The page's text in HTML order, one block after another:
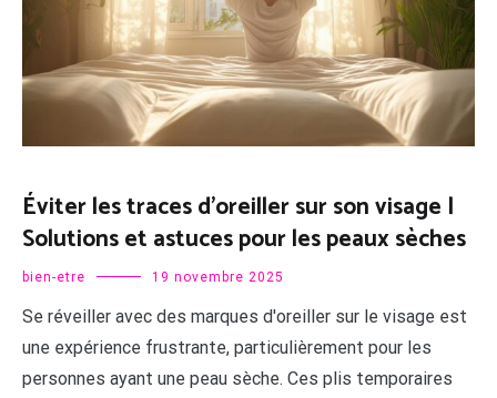
Éviter les traces d’oreiller sur son visage |
Solutions et astuces pour les peaux sèches
bien-etre 19 novembre 2025
Se réveiller avec des marques d'oreiller sur le visage est
une expérience frustrante, particulièrement pour les
personnes ayant une peau sèche. Ces plis temporaires